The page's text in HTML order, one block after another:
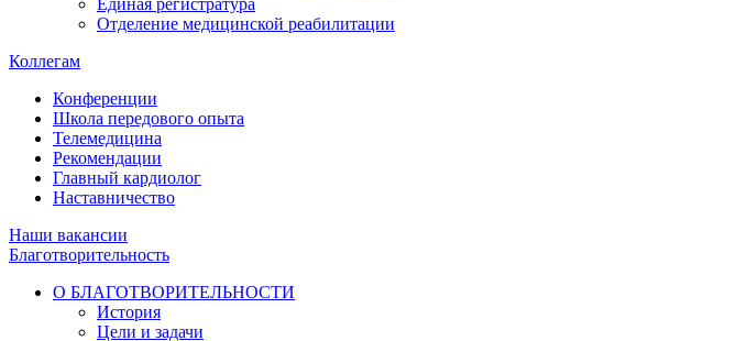
Единая регистратура
Отделение медицинской реабилитации
Коллегам
Конференции
Школа передового опыта
Телемедицина
Рекомендации
Главный кардиолог
Наставничество
Наши вакансии
Благотворительность
О БЛАГОТВОРИТЕЛЬНОСТИ
История
Цели и задачи